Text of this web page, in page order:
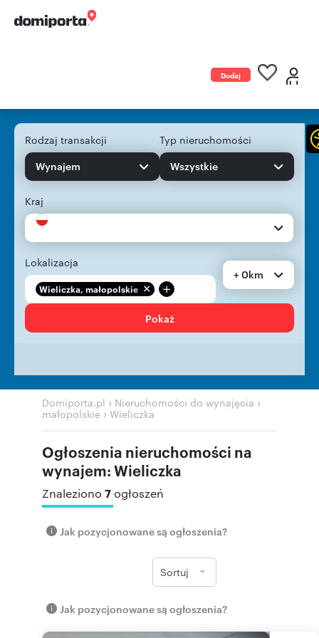
Dodaj
Rodzaj transakcji
Wynajem
Typ nieruchomości
Wszystkie
Kraj
Lokalizacja
Wieliczka, małopolskie +
+ 0km
Pokaż
Domiporta.pl › Nieruchomości do wynajęcia ›
małopolskie › Wieliczka
Ogłoszenia nieruchomości na
wynajem: Wieliczka
Znaleziono 7ogłoszeń
Jak pozycjonowane są ogłoszenia?
Sortuj
Jak pozycjonowane są ogłoszenia?